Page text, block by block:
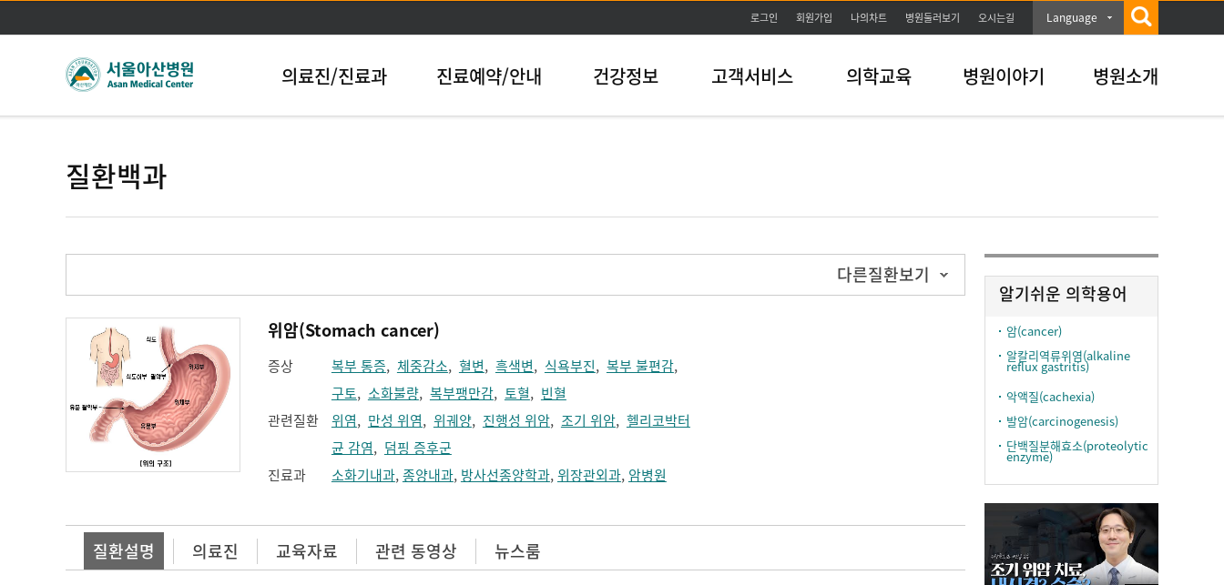
본문바로가기
로그인 회원가입 나의차트 병원둘러보기 오시는길 Language
의료진/진료과 진료예약/안내 건강정보 고객서비스 의학교육 병원이야기 병원소개
질환백과
다른질환보기
위암(Stomach cancer)
증상 복부 통증, 체중감소, 혈변, 흑색변, 식욕부진, 복부 불편감,
구토, 소화불량, 복부팽만감, 토혈, 빈혈
관련질환
위염, 만성 위염, 위궤양, 진행성 위암, 조기 위암, 헬리코박터
균 감염, 덤핑 증후군
진료과
소화기내과,종양내과, 방사선종양학과,위장관외과, 암병원
질환설명 의료진 교육자료 관련 동영상 뉴스룸
알기쉬운 의학용어
암(cancer)
알칼리역류위염(alkaline
reflux gastritis)
악액질(cachexia)
발암(carcinogenesis)
단백질분해효소(proteolytic
enzyme)